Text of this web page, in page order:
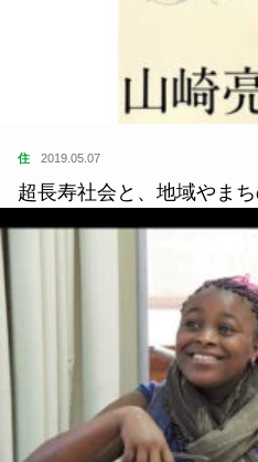
住 2019.05.07
超長寿社会と、地域やま